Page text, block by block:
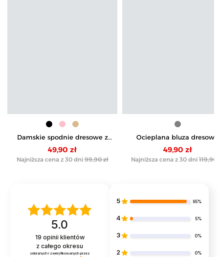
Damskie spodnie dresowe z
prostą nogawką
49,90 zł
Najniższa cena z 30 dni 99,90 zł
Ocieplana bluza dresowa
damska z napisem
49,90 zł
Najniższa cena z 30 dni 119,90
5.0
19 opinii klientów
z całego okresu
zebranych i zweryfikowanych przez
5 95%
4 5%
3 0%
2 0%